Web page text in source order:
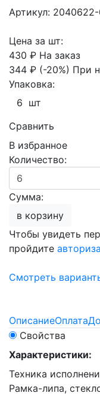
Артикул:
Цена за шт:
430 ₽ На заказ
344 ₽ (-20%) При
Упаковка:
6 шт
Сравнить
В избранное
Количество:
Сумма:
в корзину
Чтобы увидеть
пройдите
Смотреть
ОписаниеОплата
Свойства
Характеристики:
Техника
Рамка-липа,